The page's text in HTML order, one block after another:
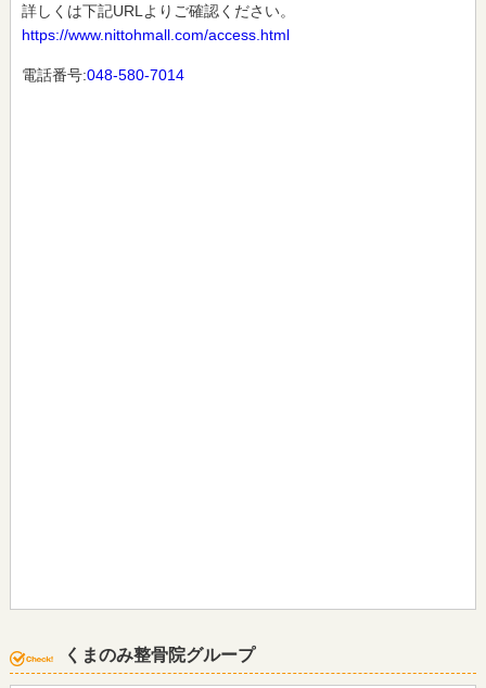
詳しくは下記URLよりご確認ください。
https://www.nittohmall.com/access.html
電話番号:048-580-7014
くまのみ整骨院グループ